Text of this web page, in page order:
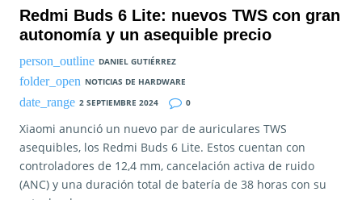
Redmi Buds 6 Lite: nuevos TWS con gran
autonomía y un asequible precio
DANIEL GUTIÉRREZ
NOTICIAS DE HARDWARE
2 SEPTIEMBRE 2024
0
Xiaomi anunció un nuevo par de auriculares TWS
asequibles, los Redmi Buds 6 Lite. Estos cuentan con
controladores de 12,4 mm, cancelación activa de ruido
(ANC) y una duración total de batería de 38 horas con su